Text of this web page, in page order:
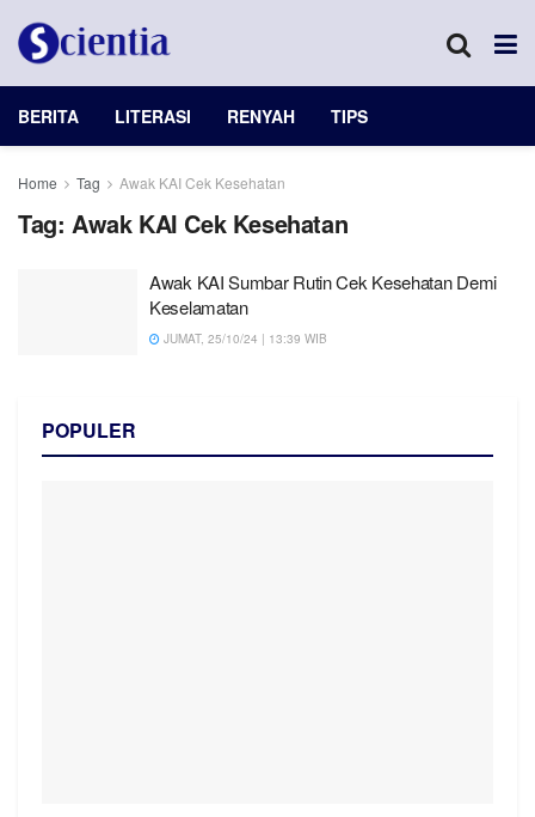
BERITA LITERASI RENYAH TIPS
Home Tag Awak KAI Cek Kesehatan
Tag: Awak KAI Cek Kesehatan
Awak KAI Sumbar Rutin Cek Kesehatan Demi
Keselamatan
JUMAT, 25/10/24 | 13:39 WIB
POPULER